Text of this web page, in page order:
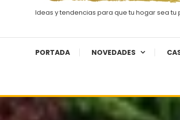
Ideas y tendencias para que tu hogar sea tu
PORTADA NOVEDADES